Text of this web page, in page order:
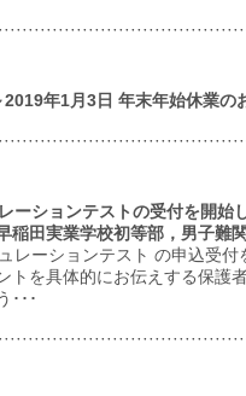
年1月3日 年末年始休業の
ーションテストの受付を開始
稲田実業学校初等部，男子難
レーションテスト の申込受
トを具体的にお伝えする保護
･･･